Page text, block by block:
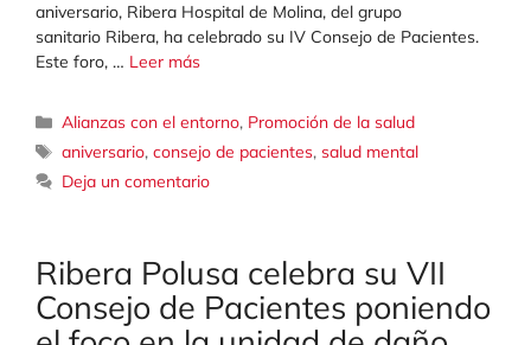
aniversario, Ribera Hospital de Molina, del grupo
sanitario Ribera, ha celebrado su IV Consejo de Pacientes.
Este foro, … Leer más
Categorías
Alianzas con el entorno, Promoción de la salud
Etiquetas
aniversario,consejo de pacientes, salud mental
Deja un comentario
Ribera Polusa celebra su VII
Consejo de Pacientes poniendo